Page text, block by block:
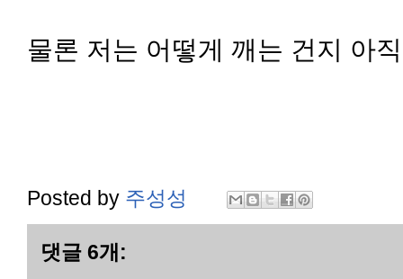
물론 저는 어떻게 깨는 건지 아
Posted by 주성성
댓글 6개: